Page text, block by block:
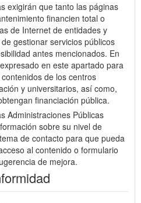
exigirán que tanto las páginas
financien total o
de Internet de entidades y
gestionar servicios públicos
antes mencionados. En
en este apartado para
de los centros
y universitarios, así como,
financiación pública.
Administraciones Públicas
sobre su nivel de
de contacto para que pueda
al contenido o formulario
de mejora.